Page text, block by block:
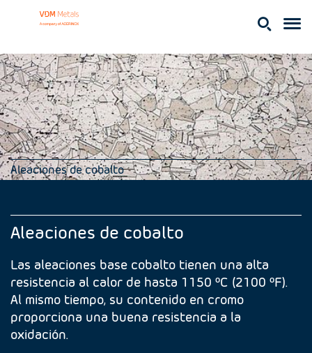
Aleaciones de cobalto
Aleaciones de cobalto
Las aleaciones base cobalto tienen una alta
resistencia al calor de hasta 1150 ºC (2100 ºF).
Al mismo tiempo, su contenido en cromo
proporciona una buena resistencia a la
oxidación.